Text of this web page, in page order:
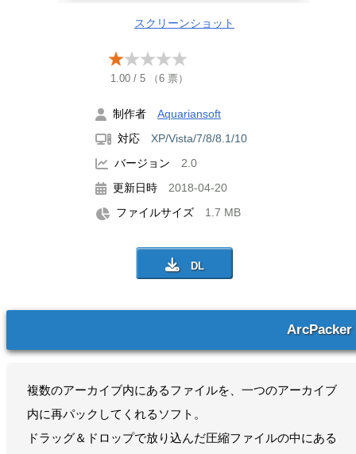
スクリーンショット
1.00 / 5 （6 票）
制作者 Aquariansoft
対応 XP/Vista/7/8/8.1/10
バージョン 2.0
更新日時 2018-04-20
ファイルサイズ 1.7 MB
ArcPacker
複数のアーカイブ内にあるファイルを、一つのアーカイブ
内に再パックしてくれるソフト。
ドラッグ＆ドロップで放り込んだ圧縮ファイルの中にある